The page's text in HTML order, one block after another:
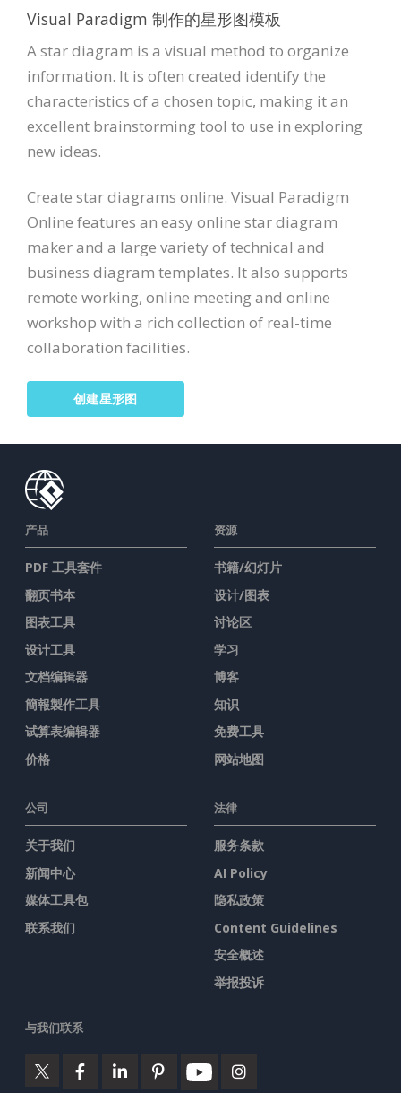
Visual Paradigm 制作的星形图模板
A star diagram is a visual method to organize
information. It is often created identify the
characteristics of a chosen topic, making it an
excellent brainstorming tool to use in exploring
new ideas.
Create star diagrams online. Visual Paradigm
Online features an easy online star diagram
maker and a large variety of technical and
business diagram templates. It also supports
remote working, online meeting and online
workshop with a rich collection of real-time
collaboration facilities.
创建星形图
产品
PDF 工具套件
翻页书本
图表工具
设计工具
文档编辑器
簡報製作工具
试算表编辑器
价格
资源
书籍/幻灯片
设计/图表
讨论区
学习
博客
知识
免费工具
网站地图
公司
关于我们
新闻中心
媒体工具包
联系我们
法律
服务条款
AI Policy
隐私政策
Content Guidelines
安全概述
举报投诉
与我们联系